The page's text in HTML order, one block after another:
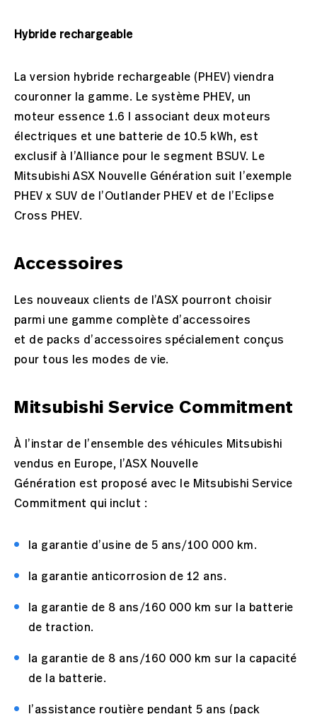
Hybride rechargeable
La version hybride rechargeable (PHEV) viendra
couronner la gamme. Le système PHEV, un
moteur essence 1.6 l associant deux moteurs
électriques et une batterie de 10.5 kWh, est
exclusif à l’Alliance pour le segment BSUV. Le
Mitsubishi ASX Nouvelle Génération suit l’exemple
PHEV x SUV de l’Outlander PHEV et de l’Eclipse
Cross PHEV.
Accessoires
Les nouveaux clients de l’ASX pourront choisir
parmi une gamme complète d’accessoires
et de packs d’accessoires spécialement conçus
pour tous les modes de vie.
Mitsubishi Service Commitment
À l’instar de l’ensemble des véhicules Mitsubishi
vendus en Europe, l’ASX Nouvelle
Génération est proposé avec le Mitsubishi Service
Commitment qui inclut :
la garantie d’usine de 5 ans/100 000 km.
la garantie anticorrosion de 12 ans.
la garantie de 8 ans/160 000 km sur la batterie
de traction.
la garantie de 8 ans/160 000 km sur la capacité
de la batterie.
l’assistance routière pendant 5 ans (pack